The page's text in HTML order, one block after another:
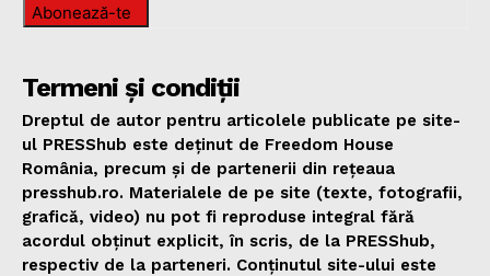
Abonează-te
Termeni și condiții
Dreptul de autor pentru articolele publicate pe site-
ul PRESShub este deținut de Freedom House
România, precum și de partenerii din rețeaua
presshub.ro. Materialele de pe site (texte, fotografii,
grafică, video) nu pot fi reproduse integral fără
acordul obținut explicit, în scris, de la PRESShub,
respectiv de la parteneri. Conținutul site-ului este